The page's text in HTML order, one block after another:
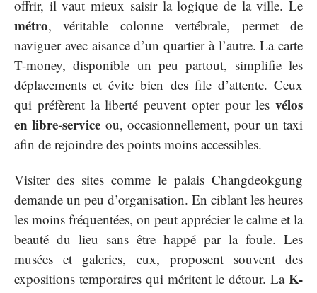
offrir, il vaut mieux saisir la logique de la ville. Le
métro, véritable colonne vertébrale, permet de
naviguer avec aisance d’un quartier à l’autre. La carte
T-money, disponible un peu partout, simplifie les
déplacements et évite bien des file d’attente. Ceux
qui préfèrent la liberté peuvent opter pour les vélos
en libre-service ou, occasionnellement, pour un taxi
afin de rejoindre des points moins accessibles.
Visiter des sites comme le palais Changdeokgung
demande un peu d’organisation. En ciblant les heures
les moins fréquentées, on peut apprécier le calme et la
beauté du lieu sans être happé par la foule. Les
musées et galeries, eux, proposent souvent des
expositions temporaires qui méritent le détour. La K-